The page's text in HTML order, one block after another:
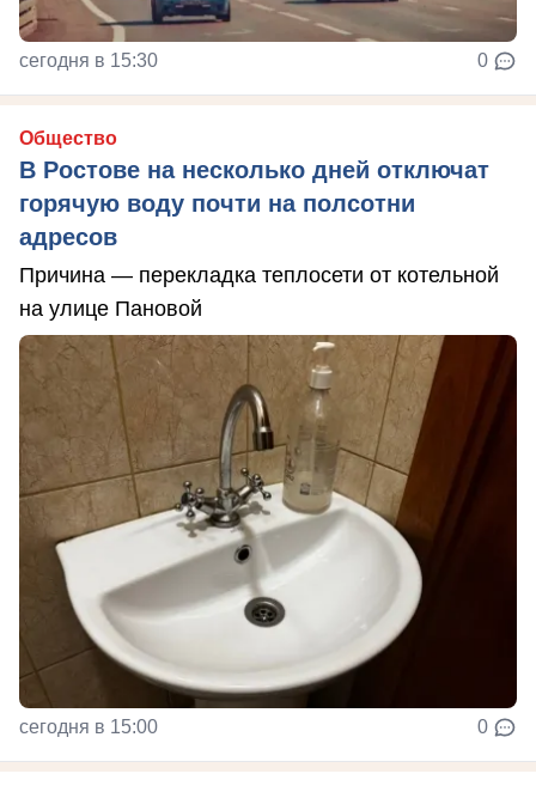
сегодня в 15:30 0
Общество
В Ростове на несколько дней отключат
горячую воду почти на полсотни
адресов
Причина — перекладка теплосети от котельной
на улице Пановой
сегодня в 15:00 0